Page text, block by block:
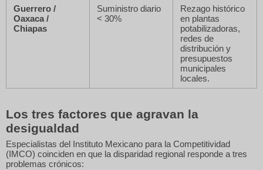
Guerrero /
Oaxaca /
Chiapas
Suministro diario
< 30%
Rezago histórico
en plantas
potabilizadoras,
redes de
distribución y
presupuestos
municipales
locales.
Los tres factores que agravan la
desigualdad
Especialistas del Instituto Mexicano para la Competitividad
(IMCO) coinciden en que la disparidad regional responde a tres
problemas crónicos: